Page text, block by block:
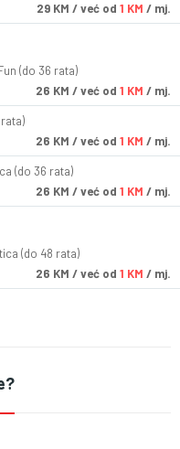
29 KM / već od 1 KM / mj.
(do 36 rata)
26 KM / već od 1 KM / mj.
26 KM / već od 1 KM / mj.
(do 36 rata)
26 KM / već od 1 KM / mj.
(do 48 rata)
26 KM / već od 1 KM / mj.